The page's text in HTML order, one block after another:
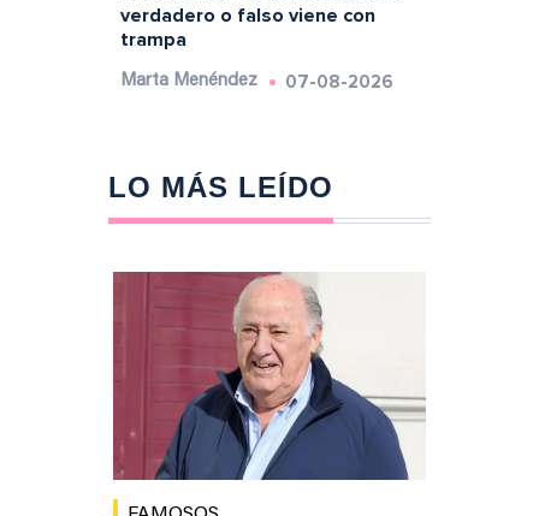
verdadero o falso viene con
trampa
Marta Menéndez 07-08-2026
LO MÁS LEÍDO